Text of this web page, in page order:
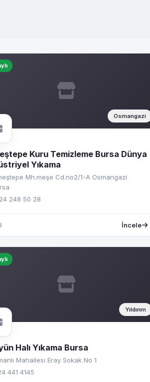
Osmangazi
Kuru Temizleme Bursa Dünya
Yıkama
Mh.meşe Cd.no2/1-A Osmangazi
248 50 28
İncele
Yıldırım
Halı Yıkama Bursa
Mahallesi Eray Sokak No 1
441 4145